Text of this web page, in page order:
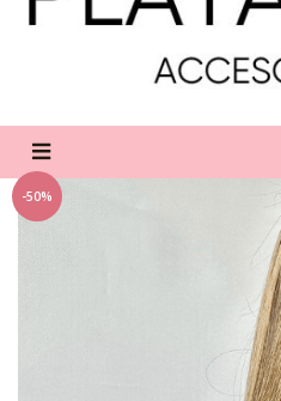
-50%